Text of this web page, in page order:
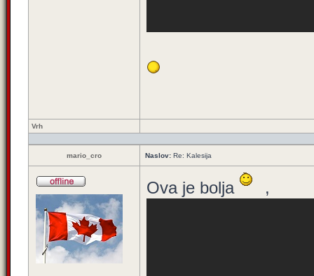
Vrh
mario_cro Naslov: Re: Kalesija
Ova je bolja ,